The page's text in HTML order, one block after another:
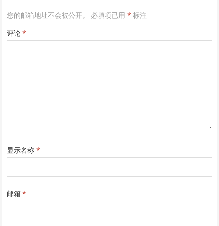
您的邮箱地址不会被公开。 必填项已用* 标注
评论*
显示名称*
邮箱*